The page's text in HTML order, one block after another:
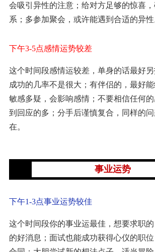
会吸引异性的注意；给对方足够的惊喜
系；多参加聚会，或许能遇到合适的异性
下午3-5点感情运势较差
这个时间段感情运较差，单身的话最好另
成功的几率不是很大；有伴侣的，最好
敏感多疑，会影响感情；不要相信任何
到回应的多；分手后谨慎复合，同样的
在。
事业运势
下午1-3点事业运势较佳
这个时间段你的事业运最佳，想要求职
的好消息；面试也能成功获得心仪的职